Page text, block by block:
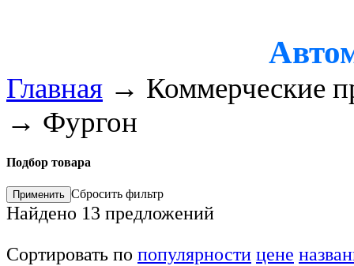
Главная → Коммерческие
→ Фургон
Подбор товара
Сбросить фильтр
Найдено 13 предложений
Сортировать по популярности цене